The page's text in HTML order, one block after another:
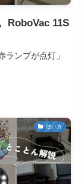
RoboVac 11S
ランプが点灯」
使い方